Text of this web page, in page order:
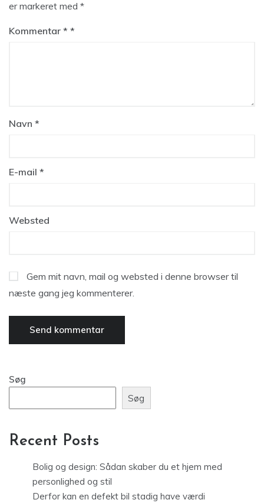
er markeret med *
Kommentar *
Navn *
E-mail *
Websted
Gem mit navn, mail og websted i denne browser til
næste gang jeg kommenterer.
Søg
Søg
Recent Posts
Bolig og design: Sådan skaber du et hjem med
personlighed og stil
Derfor kan en defekt bil stadig have værdi